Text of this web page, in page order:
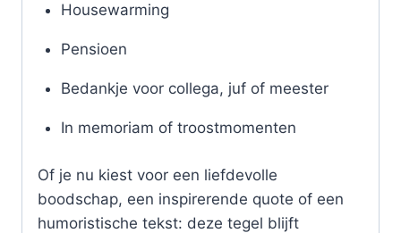
Housewarming
Pensioen
Bedankje voor collega, juf of meester
In memoriam of troostmomenten
Of je nu kiest voor een liefdevolle
boodschap, een inspirerende quote of een
humoristische tekst: deze tegel blijft